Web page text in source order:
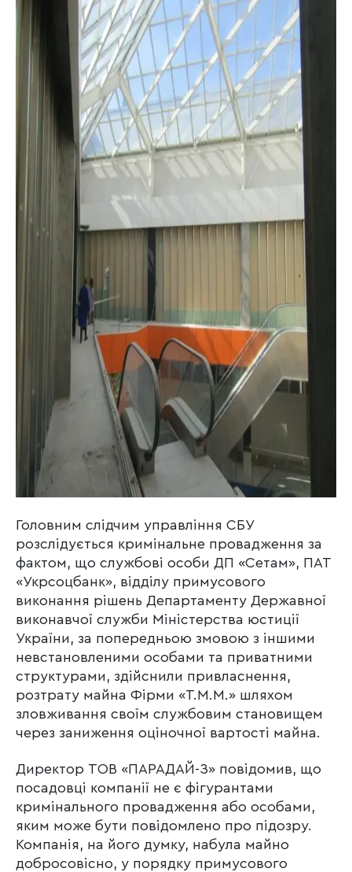
Головним слідчим управління СБУ
розслідується кримінальне провадження за
фактом, що службові особи ДП «Сетам», ПАТ
«Укрсоцбанк», відділу примусового
виконання рішень Департаменту Державної
виконавчої служби Міністерства юстиції
України, за попередньою змовою з іншими
невстановленими особами та приватними
структурами, здійснили привласнення,
розтрату майна Фірми «Т.М.М.» шляхом
зловживання своїм службовим становищем
через заниження оціночної вартості майна.
Директор ТОВ «ПАРАДАЙ-З» повідомив, що
посадовці компанії не є фігурантами
кримінального провадження або особами,
яким може бути повідомлено про підозру.
Компанія, на його думку, набула майно
добросовісно, у порядку примусового